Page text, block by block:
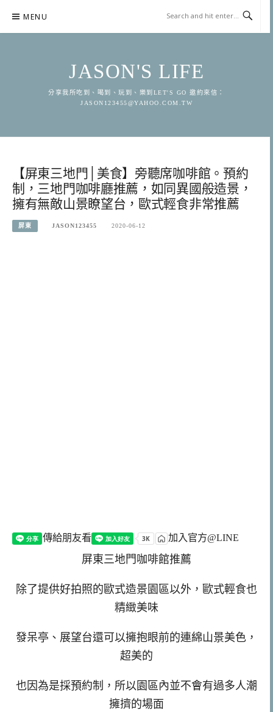
content
MENU
JASON'S LIFE
分享我所吃到、喝到、玩到、樂到LET'S GO 邀約來信：
JASON123455@YAHOO.COM.TW
【屏東三地門│美食】旁聽席咖啡館。預約
制，三地門咖啡廳推薦，如同異國般造景，
擁有無敵山景瞭望台，歐式輕食非常推薦
屏東 JASON123455 2020-06-12
傳給朋友看 加入官方@LINE
屏東三地門咖啡館推薦
除了提供好拍照的歐式造景園區以外，歐式輕食也
精緻美味
發呆亭、展望台還可以擁抱眼前的連綿山景美色，
超美的
也因為是採預約制，所以園區內並不會有過多人潮
擁擠的場面